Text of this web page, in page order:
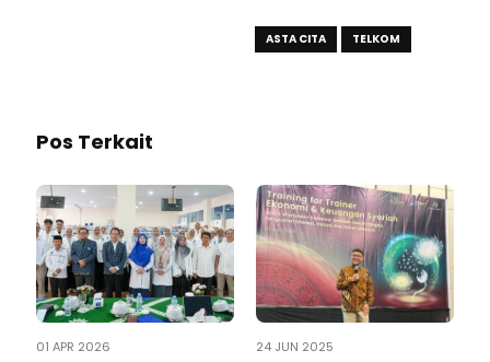
ASTA CITA TELKOM
Pos Terkait
01 APR 2026 24 JUN 2025